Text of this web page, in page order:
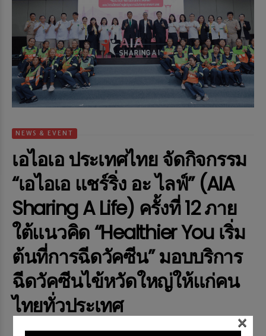
NEWS & EVENT
เอไอเอ ประเทศไทย จัดกิจกรรม
“เอไอเอ แชร์ริ่ง อะ ไลฟ์” (AIA
Sharing A Life) ครั้งที่ 12 ภาย
ใต้แนวคิด “Healthier You เริ่ม
ต้นที่การฉีดวัคซีน” มอบบริการ
ฉีดวัคซีนไข้หวัดใหญ่ให้แก่คน
ไทยทั่วประเทศ
Memag Online 25 Apr 2025 504 views ×